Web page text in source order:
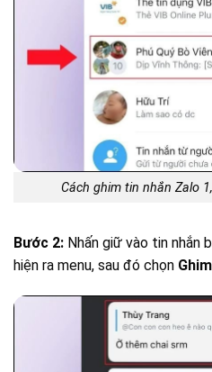
Cách ghim tin nhắn Zalo
Bước 2: Nhấn giữ vào tin nhắn
hiện ra menu, sau đó chọn